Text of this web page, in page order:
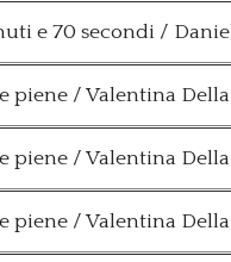
e 70 secondi /
piene / Valentina Della
piene / Valentina Della
piene / Valentina Della